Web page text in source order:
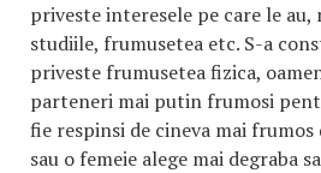
priveste interesele pe care le au,
studiile, frumusetea etc. S-a
priveste frumusetea fizica,
parteneri mai putin frumosi
fie respinsi de cineva mai frumos
sau o femeie alege mai degraba